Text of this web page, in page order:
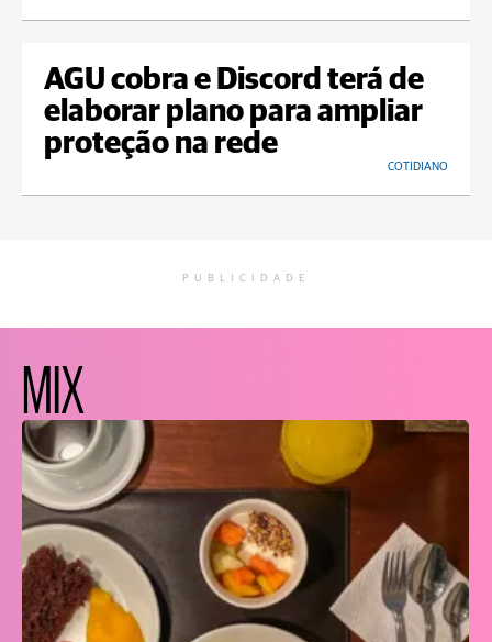
AGU cobra e Discord terá de
elaborar plano para ampliar
proteção na rede
COTIDIANO
PUBLICIDADE
MIX